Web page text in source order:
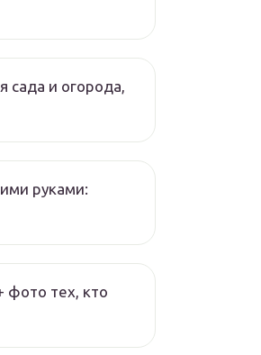
сада и огорода,
руками:
фото тех, кто